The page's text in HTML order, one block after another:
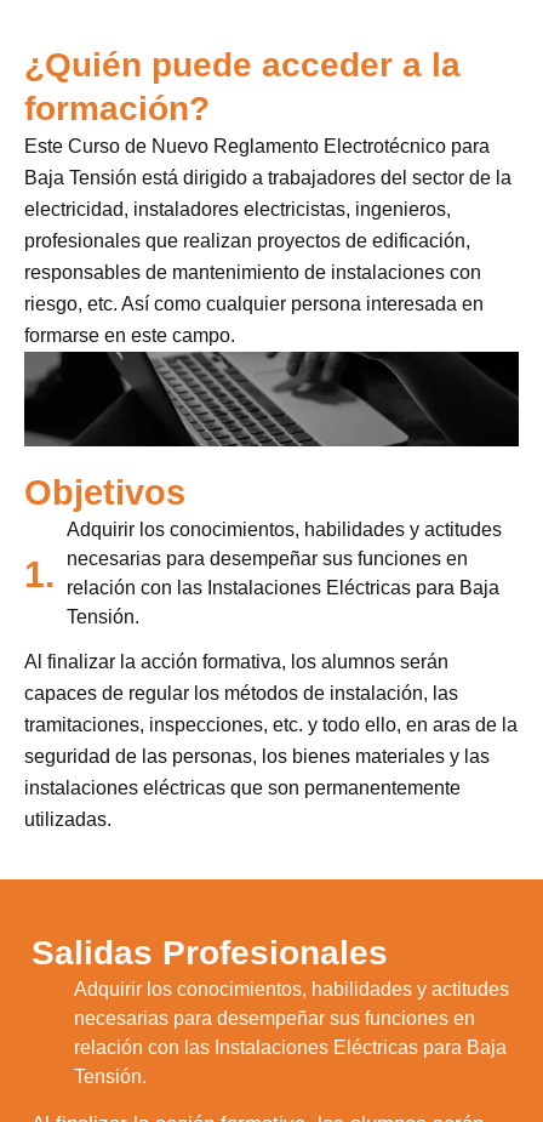
¿Quién puede acceder a la
formación?
Este Curso de Nuevo Reglamento Electrotécnico para
Baja Tensión está dirigido a trabajadores del sector de la
electricidad, instaladores electricistas, ingenieros,
profesionales que realizan proyectos de edificación,
responsables de mantenimiento de instalaciones con
riesgo, etc. Así como cualquier persona interesada en
formarse en este campo.
Objetivos
1.
Adquirir los conocimientos, habilidades y actitudes
necesarias para desempeñar sus funciones en
relación con las Instalaciones Eléctricas para Baja
Tensión.
Al finalizar la acción formativa, los alumnos serán
capaces de regular los métodos de instalación, las
tramitaciones, inspecciones, etc. y todo ello, en aras de la
seguridad de las personas, los bienes materiales y las
instalaciones eléctricas que son permanentemente
utilizadas.
Salidas Profesionales
Adquirir los conocimientos, habilidades y actitudes
necesarias para desempeñar sus funciones en
relación con las Instalaciones Eléctricas para Baja
Tensión.